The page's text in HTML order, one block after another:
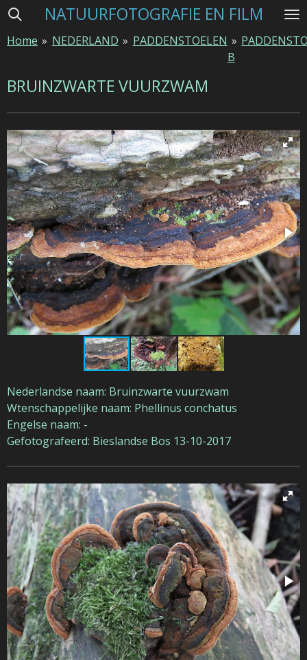
Ga
naar
hoofdinhoud
NATUURFOTOGRAFIE EN FILM
Home » NEDERLAND » PADDENSTOELEN »
B
BRUINZWARTE VUURZWAM
Nederlandse naam: Bruinzwarte vuurzwam
Wtenschappelijke naam: Phellinus conchatus
Engelse naam: -
Gefotografeerd: Bieslandse Bos 13-10-2017